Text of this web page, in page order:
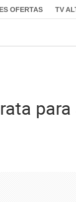
OFERTAS TV